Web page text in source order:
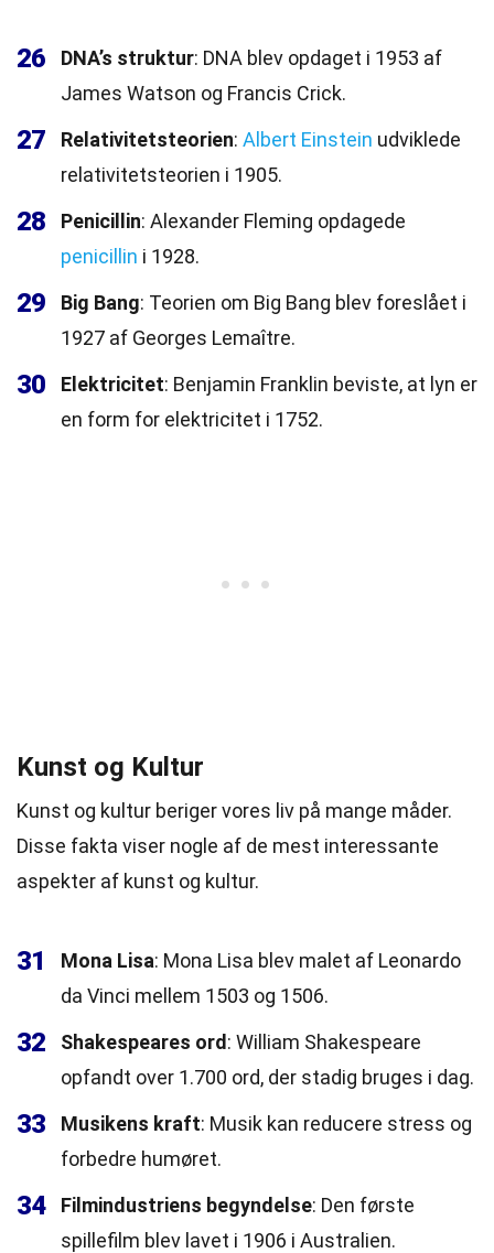
26 DNA’s struktur: DNA blev opdaget i 1953 af
James Watson og Francis Crick.
27 Relativitetsteorien: Albert Einstein udviklede
relativitetsteorien i 1905.
28 Penicillin: Alexander Fleming opdagede
penicillin i 1928.
29 Big Bang: Teorien om Big Bang blev foreslået i
1927 af Georges Lemaître.
30 Elektricitet: Benjamin Franklin beviste, at lyn er
en form for elektricitet i 1752.
Kunst og Kultur
Kunst og kultur beriger vores liv på mange måder.
Disse fakta viser nogle af de mest interessante
aspekter af kunst og kultur.
31 Mona Lisa: Mona Lisa blev malet af Leonardo
da Vinci mellem 1503 og 1506.
32 Shakespeares ord : William Shakespeare
opfandt over 1.700 ord, der stadig bruges i dag.
33 Musikens kraft: Musik kan reducere stress og
forbedre humøret.
34 Filmindustriens begyndelse: Den første
spillefilm blev lavet i 1906 i Australien.